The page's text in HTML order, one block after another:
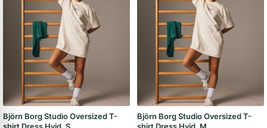
Björn Borg Studio Oversized T-
Björn Borg Studio Oversized T-